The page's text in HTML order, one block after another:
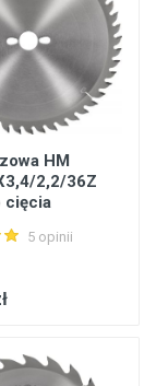
HM
2,2/36Z
cięcia
5 opinii